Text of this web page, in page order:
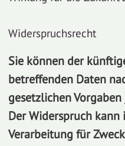
Widerspruchsrecht
Sie können der
betreffenden Daten
gesetzlichen
Der Widerspruch kann
Verarbeitung für